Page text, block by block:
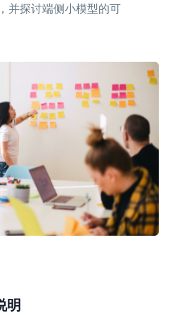
并探讨端侧小模型的可
明